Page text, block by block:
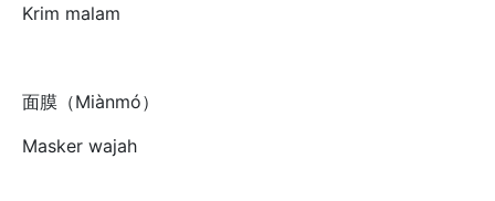
Krim malam
面膜（Miànmó）
Masker wajah